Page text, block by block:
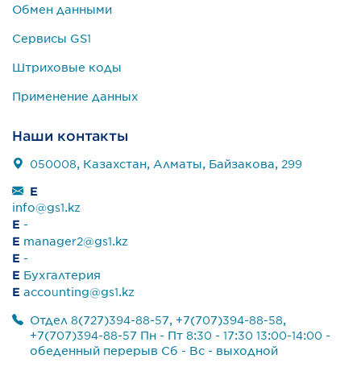
Обмен данными
Сервисы GS1
Штриховые коды
Применение данных
Наши контакты
050008, Казахстан, Алматы, Байзакова, 299
E
info@gs1.kz
E -
E manager2@gs1.kz
E -
E Бухгалтерия
E accounting@gs1.kz
Отдел 8(727)394-88-57, +7(707)394-88-58,
+7(707)394-88-57 Пн - Пт 8:30 - 17:30 13:00-14:00 -
обеденный перерыв Сб - Вс - выходной